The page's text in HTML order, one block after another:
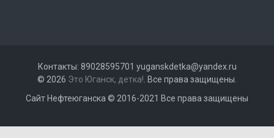
Контакты: 89028595701 yuganskdetka@yandex.ru
© 2026 Это Юганск, детка! . Все права защищены.
Сайт Нефтеюганска © 2016-2021 Все права защищены